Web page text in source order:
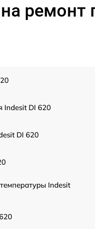
ремонт
Indesit DI 620
DI 620
Indesit